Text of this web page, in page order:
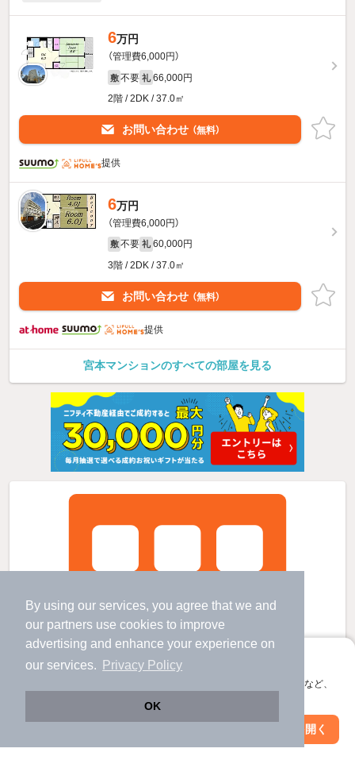
By using our services, you agree that we and
our partners use cookies to improve
advertising and enhance your experience on
our services.
Privacy Policy
OK
アプリに切り替えて、サクサクお部屋探し
会員登録なしですぐ使える。マップ検索やお気に入り保存など、
アプリを開く
6万円
（管理費6,000円）
敷 不要 礼 66,000円
2階 / 2DK / 37.0㎡
お問い合わせ （無料）
提供
6万円
（管理費6,000円）
敷 不要 礼 60,000円
3階 / 2DK / 37.0㎡
お問い合わせ （無料）
提供
宮本マンションのすべての部屋を見る
絞り込み条件を変更